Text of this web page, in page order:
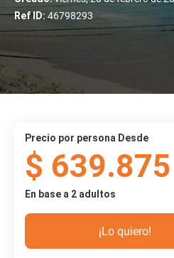
Ref ID: 46798293
precio por persona Desde
$ 639.875
En base a 2 adultos
¡Lo quiero!